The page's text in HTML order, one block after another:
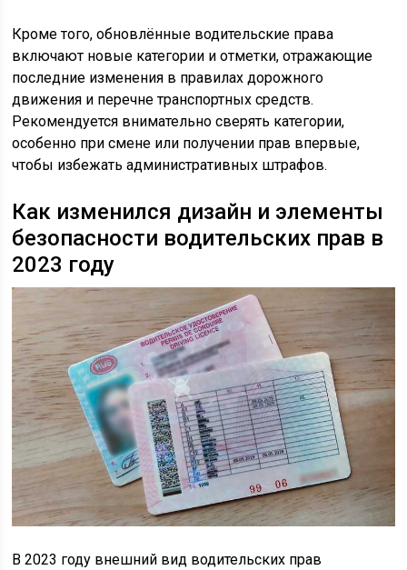
Кроме того, обновлённые водительские права
включают новые категории и отметки, отражающие
последние изменения в правилах дорожного
движения и перечне транспортных средств.
Рекомендуется внимательно сверять категории,
особенно при смене или получении прав впервые,
чтобы избежать административных штрафов.
Как изменился дизайн и элементы
безопасности водительских прав в
2023 году
В 2023 году внешний вид водительских прав